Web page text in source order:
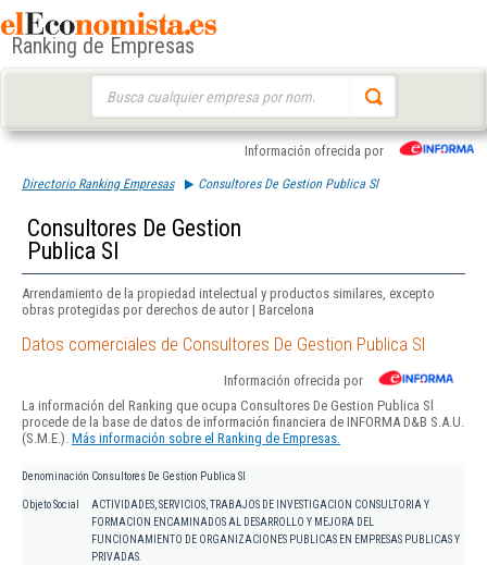
Ranking de Empresas
Información ofrecida por
Directorio Ranking Empresas Consultores De Gestion Publica Sl
Consultores De Gestion
Publica Sl
Arrendamiento de la propiedad intelectual y productos similares, excepto
obras protegidas por derechos de autor | Barcelona
Datos comerciales de Consultores De Gestion Publica Sl
Información ofrecida por
La información del Ranking que ocupa Consultores De Gestion Publica Sl
procede de la base de datos de información financiera de INFORMA D&B S.A.U.
(S.M.E.). Más información sobre el Ranking de Empresas.
Denominación Consultores De Gestion Publica Sl
Objeto Social
ACTIVIDADES, SERVICIOS, TRABAJOS DE INVESTIGACION CONSULTORIA Y
FORMACION ENCAMINADOS AL DESARROLLO Y MEJORA DEL
FUNCIONAMIENTO DE ORGANIZACIONES PUBLICAS EN EMPRESAS PUBLICAS Y
PRIVADAS.